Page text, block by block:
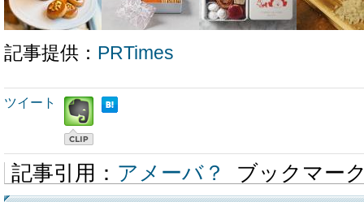
記事提供： PRTimes
ツイート
記事引用： アメーバ？ ブックマー